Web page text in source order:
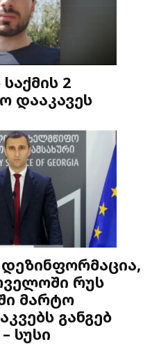
2
დააკავეს
რუს
მარტო
განგებ
სუსი